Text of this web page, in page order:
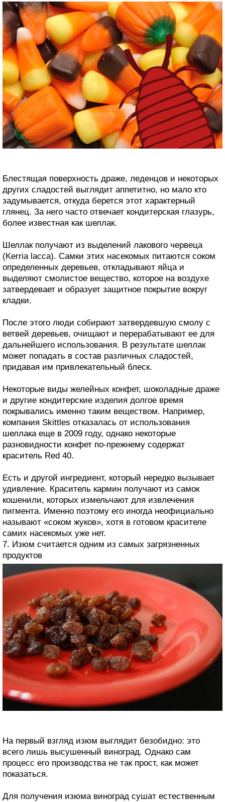
Блестящая поверхность драже, леденцов и некоторых
других сладостей выглядит аппетитно, но мало кто
задумывается, откуда берется этот характерный
глянец. За него часто отвечает кондитерская глазурь,
более известная как шеллак.
Шеллак получают из выделений лакового червеца
(Kerria lacca). Самки этих насекомых питаются соком
определенных деревьев, откладывают яйца и
выделяют смолистое вещество, которое на воздухе
затвердевает и образует защитное покрытие вокруг
кладки.
После этого люди собирают затвердевшую смолу с
ветвей деревьев, очищают и перерабатывают ее для
дальнейшего использования. В результате шеллак
может попадать в состав различных сладостей,
придавая им привлекательный блеск.
Некоторые виды желейных конфет, шоколадные драже
и другие кондитерские изделия долгое время
покрывались именно таким веществом. Например,
компания Skittles отказалась от использования
шеллака еще в 2009 году, однако некоторые
разновидности конфет по-прежнему содержат
краситель Red 40.
Есть и другой ингредиент, который нередко вызывает
удивление. Краситель кармин получают из самок
кошенили, которых измельчают для извлечения
пигмента. Именно поэтому его иногда неофициально
называют «соком жуков», хотя в готовом красителе
самих насекомых уже нет.
7. Изюм считается одним из самых загрязненных
продуктов
На первый взгляд изюм выглядит безобидно: это
всего лишь высушенный виноград. Однако сам
процесс его производства не так прост, как может
показаться.
Для получения изюма виноград сушат естественным